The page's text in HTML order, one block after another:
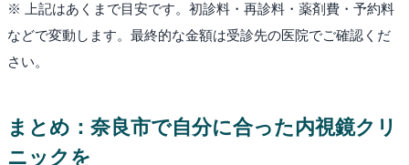
※ 上記はあくまで目安です。初診料・再診料・薬剤費・予約料
などで変動します。最終的な金額は受診先の医院でご確認くだ
さい。
まとめ： 奈良市で自分に合った内視鏡クリ
ニックを